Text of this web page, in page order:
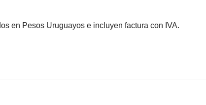
en Pesos Uruguayos e incluyen factura con IVA.